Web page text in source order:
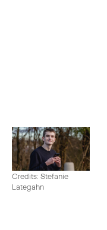
Credits: Stefanie
Lategahn